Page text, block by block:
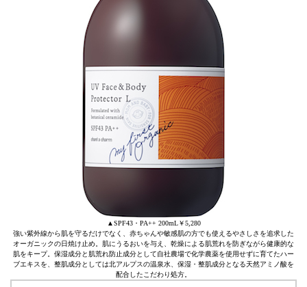
▲SPF43・PA++ 200mL￥5,280
強い紫外線から肌を守るだけでなく、赤ちゃんや敏感肌の方でも使えるやさしさを追求した
オーガニックの日焼け止め。肌にうるおいを与え、乾燥による肌荒れを防ぎながら健康的な
肌をキープ。保湿成分と肌荒れ防止成分として自社農場で化学農薬を使用せずに育てたハー
ブエキスを、整肌成分としては北アルプスの温泉水、保湿・整肌成分となる天然アミノ酸を
配合したこだわり処方。